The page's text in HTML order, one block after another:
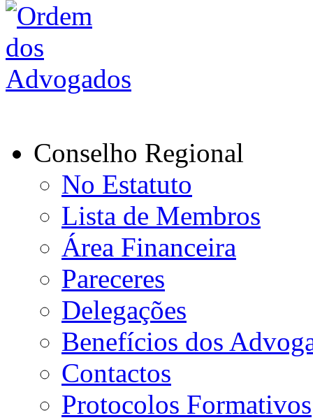
Conselho Regional
No Estatuto
Lista de Membros
Área Financeira
Pareceres
Delegações
Benefícios dos
Contactos
Protocolos Formativos